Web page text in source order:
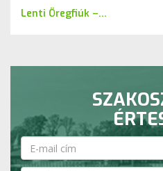
Lenti Öregfiúk –...